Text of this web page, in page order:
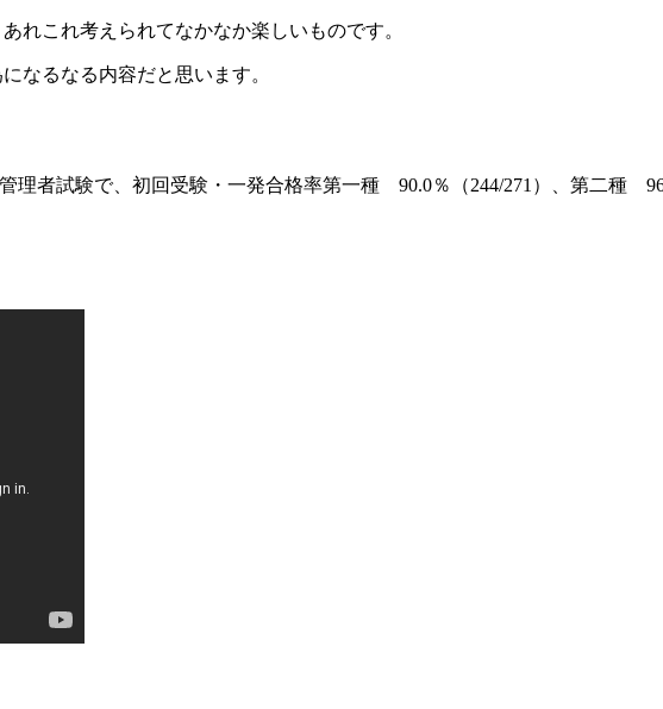
れこれ考えられてなかなか楽しいものです。
なるなる内容だと思います。
理者試験で、初回受験・一発合格率第一種 90.0％（244/271）、第二種